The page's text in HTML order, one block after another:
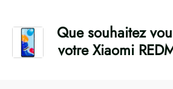
Que souhaitez
votre Xiaomi